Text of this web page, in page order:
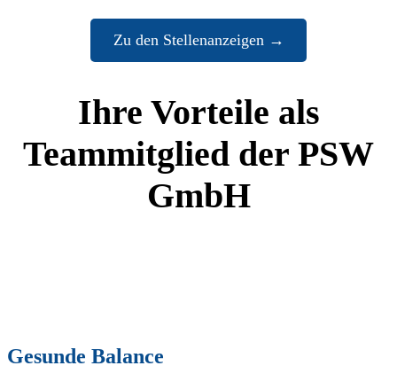
Zu den Stellenanzeigen →
Ihre Vorteile als
Teammitglied der PSW
GmbH
Gesunde Balance